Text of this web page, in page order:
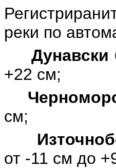
реки по
Дунавски
+22 см;
см;
от -11 см до